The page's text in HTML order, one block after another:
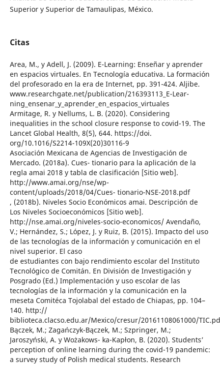
Superior y Superior de Tamaulipas, México.
Citas
Area, M., y Adell, J. (2009). E-Learning: Enseñar y aprender
en espacios virtuales. En Tecnología educativa. La formación
del profesorado en la era de Internet, pp. 391-424. Aljibe.
www.researchgate.net/publication/216393113_E-Lear-
ning_ensenar_y_aprender_en_espacios_virtuales
Armitage, R. y Nellums, L. B. (2020). Considering
inequalities in the school closure response to covid-19. The
Lancet Global Health, 8(5), 644. https://doi.
org/10.1016/S2214-109X(20)30116-9
Asociación Mexicana de Agencias de Investigación de
Mercado. (2018a). Cues- tionario para la aplicación de la
regla amai 2018 y tabla de clasificación [Sitio web].
http://www.amai.org/nse/wp-
content/uploads/2018/04/Cues- tionario-NSE-2018.pdf
, (2018b). Niveles Socio Económicos amai. Descripción de
Los Niveles Socioeconómicos [Sitio web].
http://nse.amai.org/niveles-socio-economicos/ Avendaño,
V.; Hernández, S.; López, J. y Ruiz, B. (2015). Impacto del uso
de las tecnologías de la información y comunicación en el
nivel superior. El caso
de estudiantes con bajo rendimiento escolar del Instituto
Tecnológico de Comitán. En División de Investigación y
Posgrado (Ed.) Implementación y uso escolar de las
tecnologías de la información y la comunicación en la
meseta Comitéca Tojolabal del estado de Chiapas, pp. 104–
140. http://
biblioteca.clacso.edu.ar/Mexico/cresur/20161108061000/
Bączek, M.; Zagańczyk-Bączek, M.; Szpringer, M.;
Jaroszyński, A. y Wożakows- ka-Kapłon, B. (2020). Students’
perception of online learning during the covid-19 pandemic:
a survey study of Polish medical students. Research